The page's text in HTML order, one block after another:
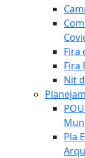
Fira
Fira
Nit
Pla